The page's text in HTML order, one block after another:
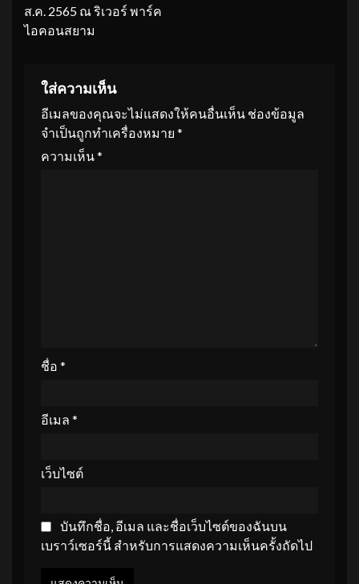
ส.ค. 2565 ณ ริเวอร์ พาร์ค
ไอคอนสยาม
ใส่ความเห็น
อีเมลของคุณจะไม่แสดงให้คนอื่นเห็น ช่องข้อมูล
จำเป็นถูกทำเครื่องหมาย *
ความเห็น*
ชื่อ *
อีเมล *
เว็บไซต์
บันทึกชื่อ, อีเมล และชื่อเว็บไซต์ของฉันบน
เบราว์เซอร์นี้ สำหรับการแสดงความเห็นครั้งถัดไป